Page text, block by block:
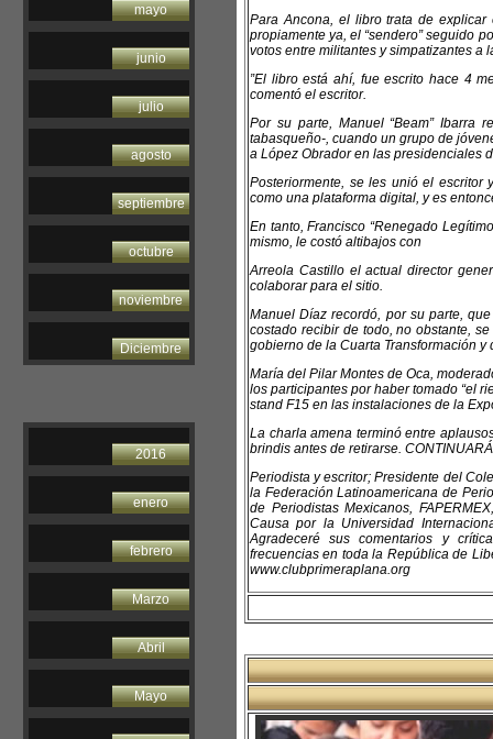
mayo
junio
julio
agosto
septiembre
octubre
noviembre
Diciembre
2016
enero
febrero
Marzo
Abril
Mayo
Para Ancona, el libro trata de
propiamente ya, el “sendero” seguido
votos entre militantes y simpatizantes a
”El libro está ahí, fue escrito hace 4
comentó el escritor.
Por su parte, Manuel “Beam”
tabasqueño-, cuando un grupo de
a López Obrador en las presidenciales
Posteriormente, se les unió el escritor
como una plataforma digital, y es
En tanto, Francisco “Renegado
mismo, le costó altibajos con
Arreola Castillo el actual director
colaborar para el sitio.
Manuel Díaz recordó, por su parte,
costado recibir de todo, no obstante,
gobierno de la Cuarta Transformación
María del Pilar Montes de Oca,
los participantes por haber tomado “el
stand F15 en las instalaciones de la
La charla amena terminó entre
brindis antes de retirarse.
Periodista y escritor; Presidente del
la Federación Latinoamericana de
de Periodistas Mexicanos,
Causa por la Universidad
Agradeceré sus comentarios y
frecuencias en toda la República de
www.clubprimeraplana.org